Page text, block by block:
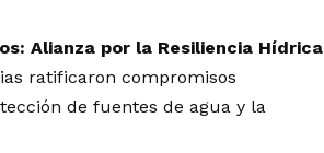
Alianza por la Resiliencia Hídrica
ratificaron compromisos
de fuentes de agua y la